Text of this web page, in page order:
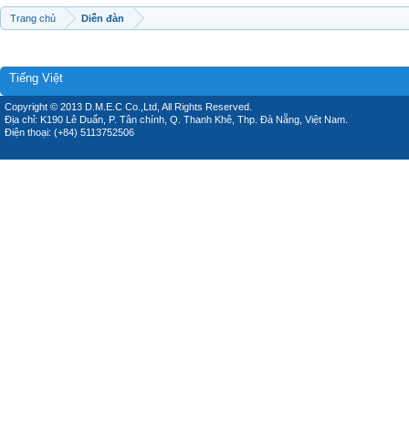
Trang chủ Diễn đàn
Tiếng Việt
Copyright © 2013 D.M.E.C Co.,Ltd, All Rights Reserved.
Địa chỉ: K190 Lê Duẩn, P. Tân chính, Q. Thanh Khê, Thp. Đà Nẵng, Việt Nam.
Điện thoại: (+84) 5113752506